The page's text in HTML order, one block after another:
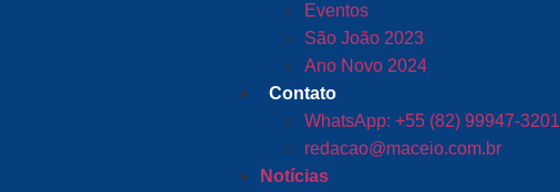
Eventos
São João 2023
Ano Novo 2024
Contato
WhatsApp: +55 (82) 99947-3201
redacao@maceio.com.br
Notícias